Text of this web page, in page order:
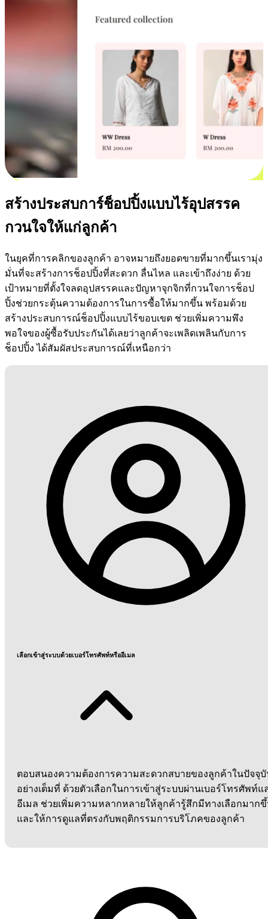
สร้างประสบการ์ช็อปปิ้งแบบไร้อุปสรรค
กวนใจให้แก่ลูกค้า
ในยุคที่การคลิกของลูกค้า อาจหมายถึงยอดขายที่มากขึ้นเรามุ่ง
มั่นที่จะสร้างการช็อปปิ้งที่สะดวก ลื่นไหล และเข้าถึงง่าย ด้วย
เป้าหมายที่ตั้งใจลดอุปสรรคและปัญหาจุกจิกที่กวนใจการช็อป
ปิ้งช่วยกระตุ้นความต้องการในการซื้อให้มากขึ้น พร้อมด้วย
สร้างประสบการณ์ช็อปปิ้งแบบไร้ขอบเขต ช่วยเพิ่มความพึง
พอใจของผู้ซื้อรับประกันได้เลยว่าลูกค้าจะเพลิดเพลินกับการ
ช็อปปิ้ง ได้สัมผัสประสบการณ์ที่เหนือกว่า
เลือกเข้าสู่ระบบด้วยเบอร์โทรศัพท์หรืออีเมล
ตอบสนองความต้องการความสะดวกสบายของลูกค้าในปัจจุ
อย่างเต็มที่ ด้วยตัวเลือกในการเข้าสู่ระบบผ่านเบอร์โทรศัพท์แ
อีเมล ช่วยเพิ่มความหลากหลายให้ลูกค้ารู้สึกมีทางเลือกมาก
และให้การดูแลที่ตรงกับพฤติกรรมการบริโภคของลูกค้า